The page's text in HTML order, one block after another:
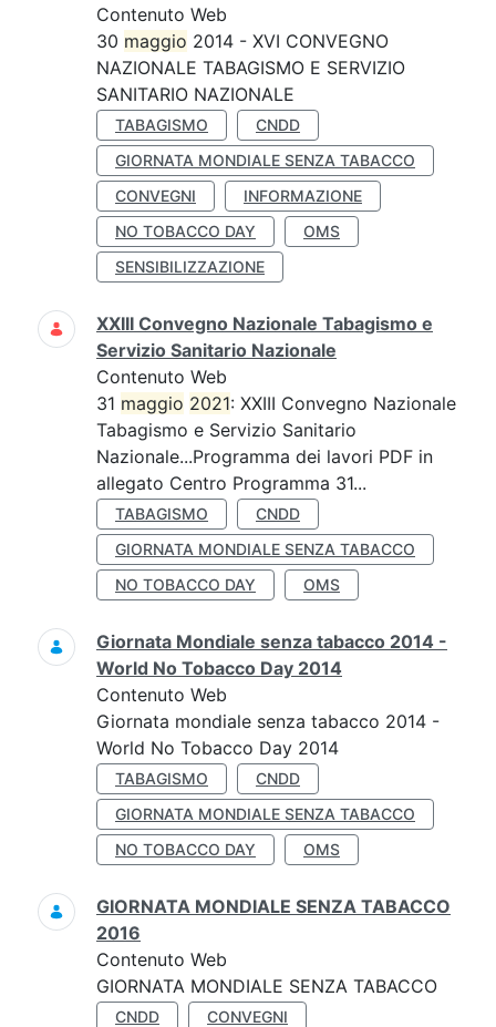
Contenuto Web
30 maggio 2014 - XVI CONVEGNO
NAZIONALE TABAGISMO E SERVIZIO
SANITARIO NAZIONALE
TABAGISMO
CNDD
GIORNATA MONDIALE SENZA TABACCO
CONVEGNI
INFORMAZIONE
NO TOBACCO DAY
OMS
SENSIBILIZZAZIONE
XXIII Convegno Nazionale Tabagismo e
Servizio Sanitario Nazionale
Contenuto Web
31 maggio 2021: XXIII Convegno Nazionale
Tabagismo e Servizio Sanitario
Nazionale...Programma dei lavori PDF in
allegato Centro Programma 31...
TABAGISMO
CNDD
GIORNATA MONDIALE SENZA TABACCO
NO TOBACCO DAY
OMS
Giornata Mondiale senza tabacco 2014 -
World No Tobacco Day 2014
Contenuto Web
Giornata mondiale senza tabacco 2014 -
World No Tobacco Day 2014
TABAGISMO
CNDD
GIORNATA MONDIALE SENZA TABACCO
NO TOBACCO DAY
OMS
GIORNATA MONDIALE SENZA TABACCO
2016
Contenuto Web
GIORNATA MONDIALE SENZA TABACCO
CNDD
CONVEGNI